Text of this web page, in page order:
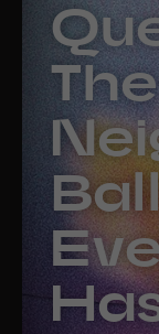
The